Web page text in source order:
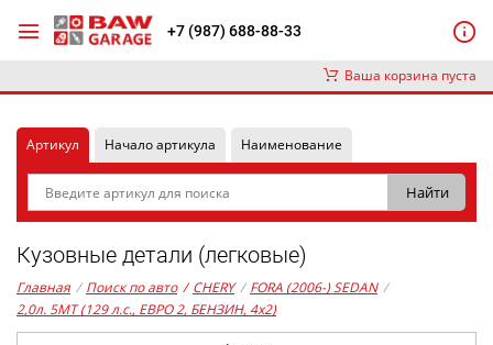
+7 (987) 688-88-33
Ваша корзина пуста
Артикул Начало артикула Наименование
Кузовные детали (легковые)
Главная / Поиск по авто / CHERY / FORA (2006-) SEDAN /
2,0л. 5MT (129 л.с., ЕВРО 2, БЕНЗИН, 4x2)